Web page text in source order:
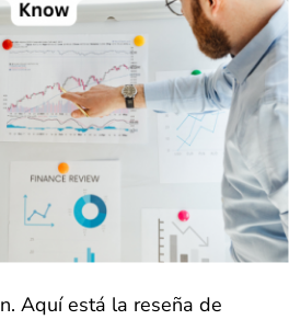
Aquí está la reseña de